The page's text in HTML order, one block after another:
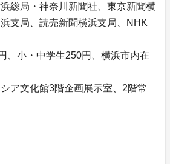
浜総局・神奈川新聞社、東京新聞横
支局、読売新聞横浜支局、NHK
、小・中学生250円、横浜市内在
ア文化館3階企画展示室、2階常